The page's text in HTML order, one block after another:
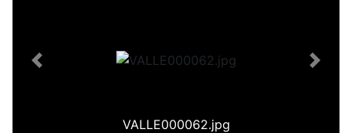
VALLE000062.jpg
Previous Next